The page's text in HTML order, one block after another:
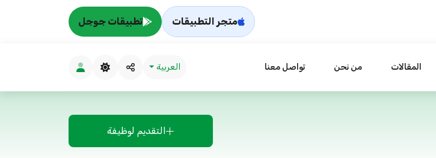
متجر التطبيقات تطبيقات جوجل
المقالات من نحن تواصل معنا العربية
التقديم لوظيفة